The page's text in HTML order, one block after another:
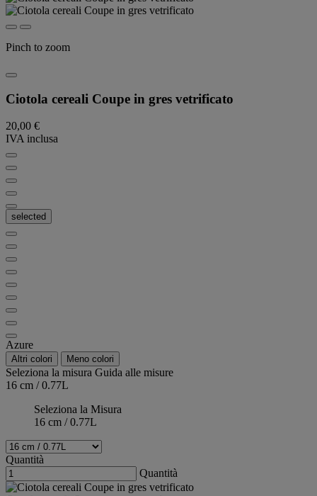
Pinch to zoom
Ciotola cereali Coupe in gres vetrificato
20,00 €
IVA inclusa
selected
Azure
Altri colori Meno colori
Seleziona la misura Guida alle misure
16 cm / 0.77L
Seleziona la Misura
16 cm / 0.77L
Quantità
Quantità